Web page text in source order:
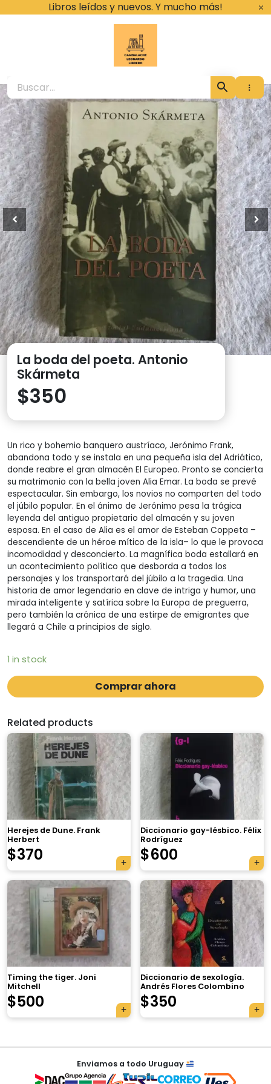
Libros leídos y nuevos. Y mucho más!
Cambalache
La boda del poeta. Antonio
Skármeta
$350
Un rico y bohemio banquero austríaco, Jerónimo Frank,
abandona todo y se instala en una pequeña isla del Adriático,
donde reabre el gran almacén El Europeo. Pronto se concierta
su matrimonio con la bella joven Alia Emar. La boda se prevé
espectacular. Sin embargo, los novios no comparten del todo
el júbilo popular. En el ánimo de Jerónimo pesa la trágica
leyenda del antiguo propietario del almacén y su joven
esposa. En el caso de Alia es el amor de Esteban Coppeta –
descendiente de un héroe mítico de la isla– lo que le provoca
incomodidad y desconcierto. La magnífica boda estallará en
un acontecimiento político que desborda a todos los
personajes y los transportará del júbilo a la tragedia. Una
historia de amor legendario en clave de intriga y humor, una
mirada inteligente y satírica sobre la Europa de preguerra,
pero también la crónica de una estirpe de emigrantes que
llegará a Chile a principios de siglo.
1 in stock
Comprar ahora
Related products
Herejes de Dune. Frank
Herbert
$370
Diccionario gay-lésbico. Félix
Rodríguez
$600
Timing the tiger. Joni
Mitchell
$500
Diccionario de sexología.
Andrés Flores Colombino
$350
NavegaciónEnviamos a todo Uruguay
×
Tu carrito está vacío.
Agregá un producto y aparecerá acá
automáticamente.